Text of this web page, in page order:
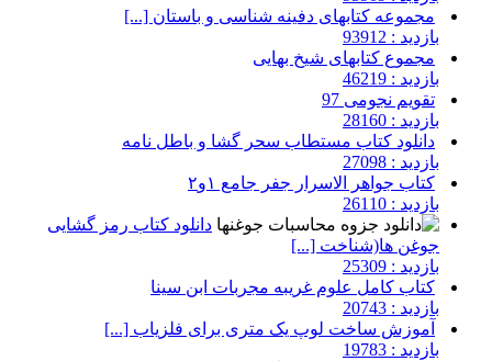
مجموعه کتابهای دفینه شناسی و باستان [...]
بازدید : 93912
مجموع کتابهای شیخ بهایی
بازدید : 46219
تقویم نجومی 97
بازدید : 28160
دانلود کتاب مستطاب سحر گشا و باطل نامه
بازدید : 27098
کتاب جواهر الاسرار جفر جامع ۱و۲
بازدید : 26110
دانلود کتاب رمز گشایی
جوغن ها(شناخت [...]
بازدید : 25309
کتاب کامل علوم غریبه مجربات ابن سینا
بازدید : 20743
آموزش ساخت لوپ یک متری برای فلزیاب [...]
بازدید : 19783